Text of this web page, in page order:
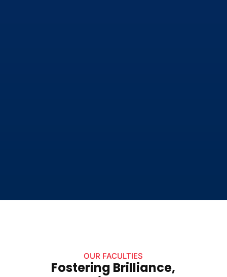
OUR FACULTIES
Fostering Brilliance,